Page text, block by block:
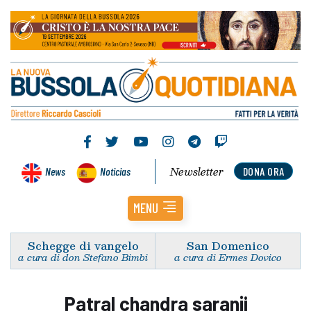
News Noticias DONA ORA
Newsletter
MENU
Schegge di vangelo
a cura di don Stefano Bimbi
San Domenico
a cura di Ermes Dovico
Patral chandra saranji